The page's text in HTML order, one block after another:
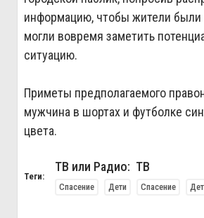
информацию, чтобы жители были
могли вовремя заметить
ситуацию.
Приметы предполагаемого
мужчина в шортах и футболке
цвета.
Теги:
ТВ или Радио: ТВ
Спасение Дети Спасение